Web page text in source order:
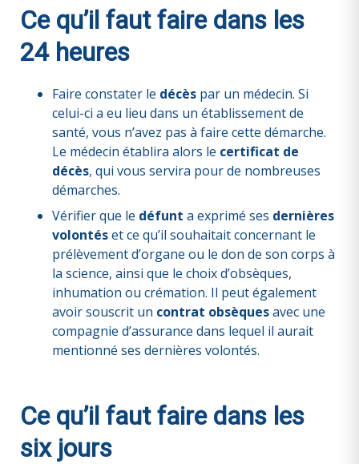
Ce qu’il faut faire dans les
24 heures
Faire constater le décès par un médecin. Si
celui-ci a eu lieu dans un établissement de
santé, vous n’avez pas à faire cette démarche.
Le médecin établira alors le certificat de
décès, qui vous servira pour de nombreuses
démarches.
Vérifier que le défunt a exprimé ses dernières
volontéset ce qu’il souhaitait concernant le
prélèvement d’organe ou le don de son corps à
la science, ainsi que le choix d’obsèques,
inhumation ou crémation. Il peut également
avoir souscrit un contrat obsèquesavec une
compagnie d’assurance dans lequel il aurait
mentionné ses dernières volontés.
Ce qu’il faut faire dans les
six jours